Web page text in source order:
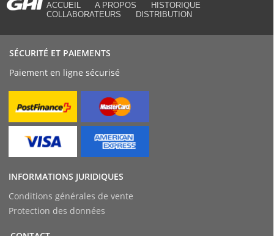
ACCUEIL A PROPOS
HISTORIQUE
COLLABORATEURS
DISTRIBUTION
SÉCURITÉ ET PAIEMENTS
Paiement en ligne sécurisé
INFORMATIONS JURIDIQUES
Conditions générales de vente
Protection des données